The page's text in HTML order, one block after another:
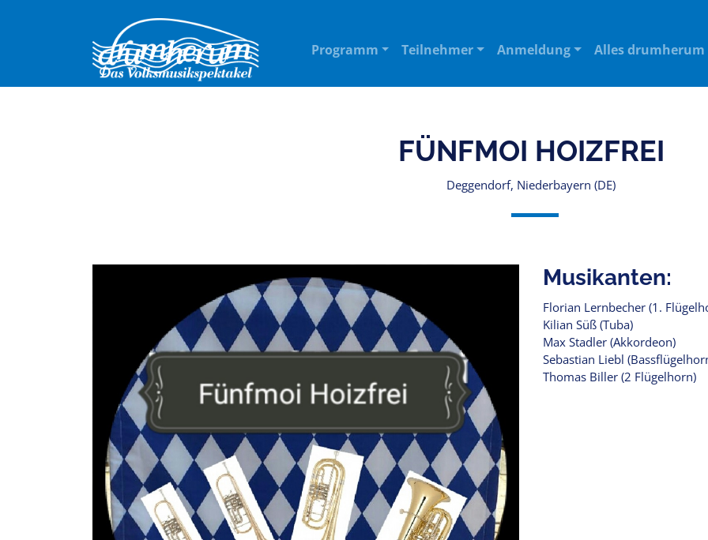
Programm Teilnehmer Anmeldung Alles drumherum
FÜNFMOI HOIZFREI
Deggendorf, Niederbayern (DE)
Musikanten:
Florian Lernbecher (1.
Kilian Süß (Tuba)
Max Stadler (Akkordeon)
Sebastian Liebl
Thomas Biller (2 Flügelhorn)